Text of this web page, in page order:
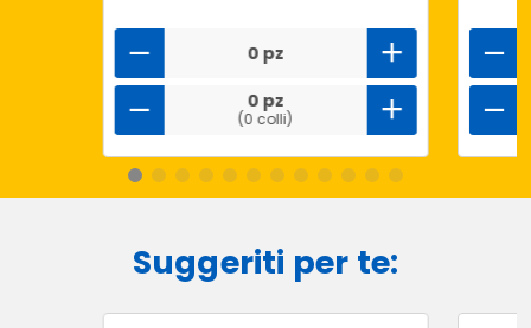
0 pz
0 pz
(0 colli)
Suggeriti per te: